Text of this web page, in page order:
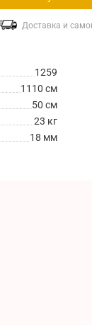
Доставка и
1259
1110 см
50 см
23 кг
18 мм